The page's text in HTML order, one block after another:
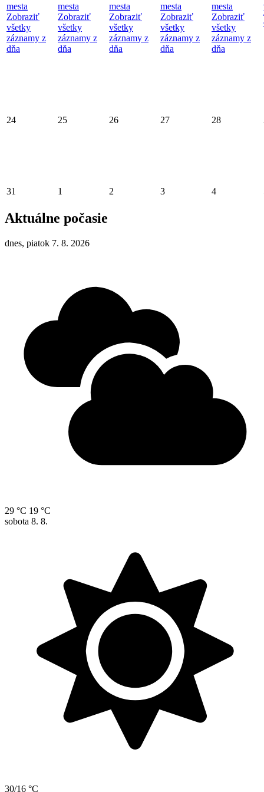
mesta
Zobraziť
všetky
záznamy z
dňa
mesta
Zobraziť
všetky
záznamy z
dňa
mesta
Zobraziť
všetky
záznamy z
dňa
mesta
Zobraziť
všetky
záznamy z
dňa
mesta
Zobraziť
všetky
záznamy z
dňa
24 25 26 27 28
31 1 2 3 4
Aktuálne počasie
dnes, piatok 7. 8. 2026
29 °C 19 °C
sobota 8. 8.
30/16 °C